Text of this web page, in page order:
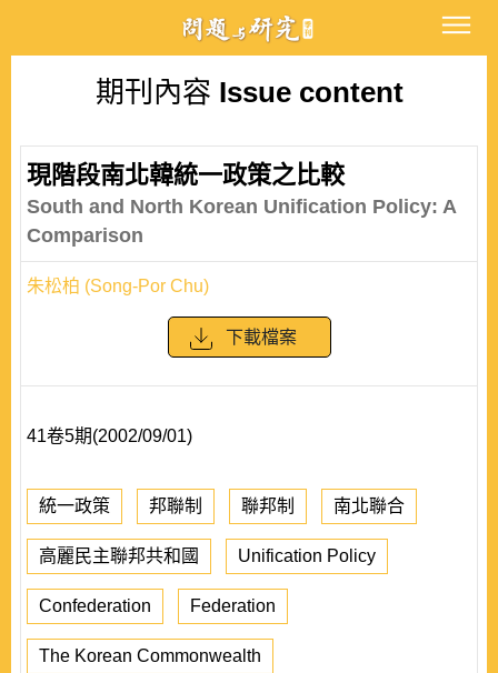
期刊內容 Issue content
現階段南北韓統一政策之比較
South and North Korean Unification Policy: A
Comparison
朱松柏 (Song-Por Chu)
下載檔案
41卷5期(2002/09/01)
統一政策 邦聯制 聯邦制 南北聯合
高麗民主聯邦共和國 Unification Policy
Confederation Federation
The Korean Commonwealth